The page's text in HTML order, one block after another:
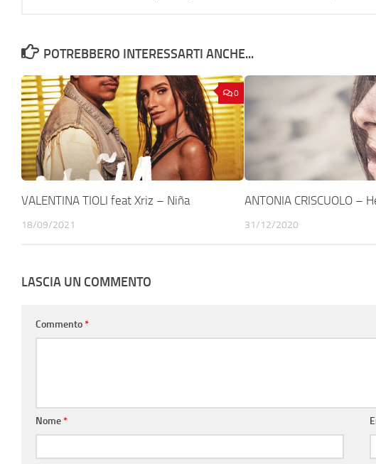
POTREBBERO INTERESSARTI ANCHE...
0
VALENTINA TIOLI feat Xriz – Niña
18/09/2021
ANTONIA CRISCUOLO –
31/12/2020
LASCIA UN COMMENTO
Commento*
Nome*